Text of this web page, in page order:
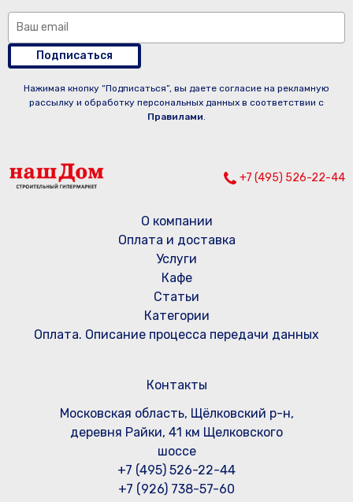
Подписаться
Нажимая кнопку “Подписаться”, вы даете согласие на рекламную
рассылку и обработку персональных данных в соответствии с
Правилами.
+7 (495) 526-22-44
О компании
Оплата и доставка
Услуги
Кафе
Статьи
Категории
Оплата. Описание процесса передачи данных
Контакты
Московская область, Щёлковский р-н,
деревня Райки, 41 км Щелковского
шоссе
+7 (495) 526-22-44
+7 (926) 738-57-60